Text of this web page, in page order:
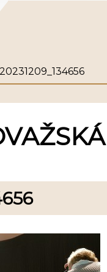
20231209_134656